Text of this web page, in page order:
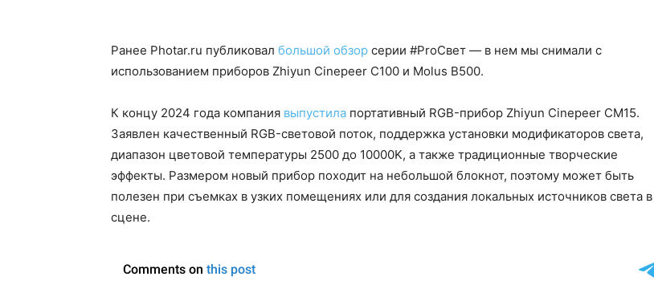
Ранее Photar.ru публиковал большой обзор серии #ProСвет — в нем мы снимали с
использованием приборов Zhiyun Cinepeer C100 и Molus B500.
К концу 2024 года компания выпустила портативный RGB-прибор Zhiyun Cinepeer CM15.
Заявлен качественный RGB-световой поток, поддержка установки модификаторов света,
диапазон цветовой температуры 2500 до 10000K, а также традиционные творческие
эффекты. Размером новый прибор походит на небольшой блокнот, поэтому может быть
полезен при съемках в узких помещениях или для создания локальных источников света в
сцене.